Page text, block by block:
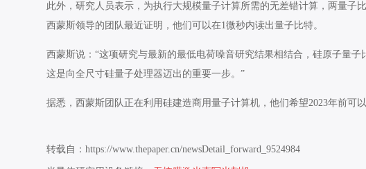
此外，研究人员表示，为执行大规模量子计算所需的无差错计算，两量
西蒙斯领导的团队最近证明，他们可以在1微秒内读出量子比特。
西蒙斯说：“这项研究与最新的最低电荷噪音研究结果相结合，硅原子量
这是向全尺寸硅量子处理器迈出的重要一步。”
据悉，西蒙斯团队正在利用硅建造商用量子计算机，他们希望2023年前可
转载自：https://www.thepaper.cn/newsDetail_forward_9524984